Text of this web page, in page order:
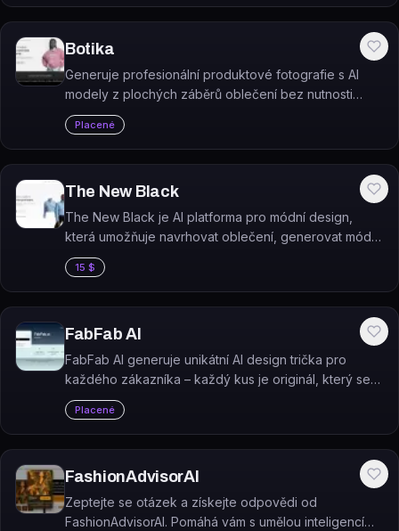
Botika
Generuje profesionální produktové fotografie s AI
modely z plochých záběrů oblečení bez nutnosti
fyzického focení.
Placené
The New Black
The New Black je AI platforma pro módní design,
která umožňuje navrhovat oblečení, generovat módní
modely a vytvářet technické podklady v jednom
pracovním prostředí.
15 $
FabFab AI
FabFab AI generuje unikátní AI design trička pro
každého zákazníka – každý kus je originál, který se
nikdy nezopakuje, fyzicky vyrobený a doručený
domů.
Placené
FashionAdvisorAI
Zeptejte se otázek a získejte odpovědi od
FashionAdvisorAI. Pomáhá vám s umělou inteligencí